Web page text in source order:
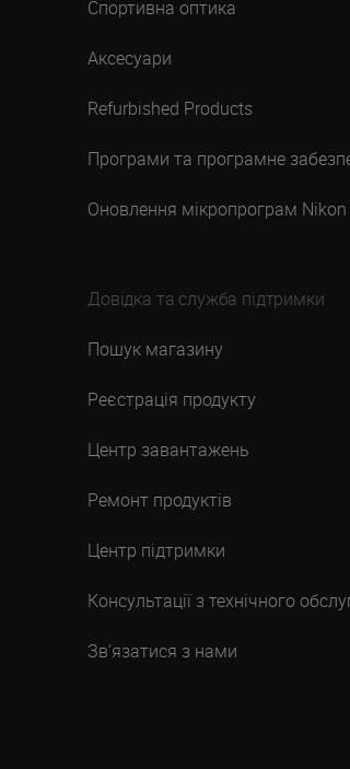
Спортивна оптика
Аксесуари
Refurbished Products
Програми та програмне
Оновлення мікропрограм Nikon
Довідка та служба підтримки
Пошук магазину
Реєстрація продукту
Центр завантажень
Ремонт продуктів
Центр підтримки
Консультації з технічного
Зв’язатися з нами